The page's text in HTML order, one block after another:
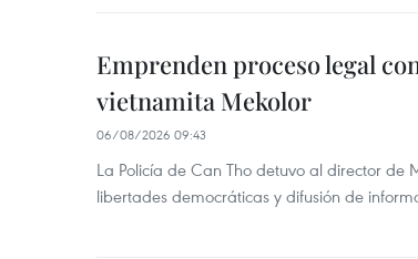
Emprenden proceso legal
vietnamita Mekolor
06/08/2026 09:43
La Policía de Can Tho detuvo al director de
libertades democráticas y difusión de